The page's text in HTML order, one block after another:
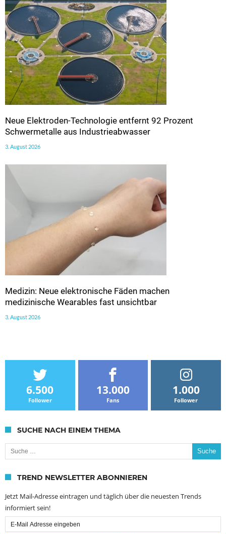
Neue Elektroden-Technologie entfernt 92 Prozent
Schwermetalle aus Industrieabwasser
3. August 2026
Medizin: Neue elektronische Fäden machen
medizinische Wearables fast unsichtbar
3. August 2026
6.500
Follower
13.000
Fans
1.000
Follower
SUCHE NACH EINEM THEMA
Suche nach:
TREND NEWSLETTER ABONNIEREN
Jetzt Mail-Adresse eintragen und täglich über die neuesten Trends
informiert sein!
Email
Subscription